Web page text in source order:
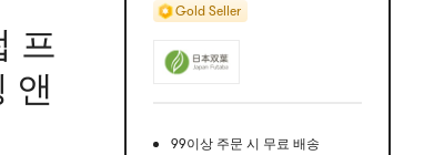
프
앤
Gold Seller
99이상 주문 시 무료 배송